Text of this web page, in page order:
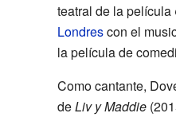
teatral de la película
Londrescon el
la película de
Como cantante,
deLiv y Maddie